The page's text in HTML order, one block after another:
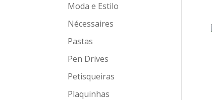
Moda e Estilo
Nécessaires
Pastas
Pen Drives
Petisqueiras
Plaquinhas